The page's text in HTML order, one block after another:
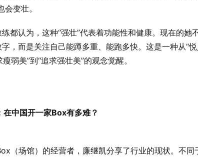
变壮。
都认为，这种“强壮”代表着功能性和健康。现在的她
，而是关注自己能蹲多重、能跑多快。这是一种从“悦
瘦弱美”到“追求强壮美”的观念觉醒。
在中国开一家Box有多难？
（场馆）的经营者，廉继凯分享了行业的现状。不同